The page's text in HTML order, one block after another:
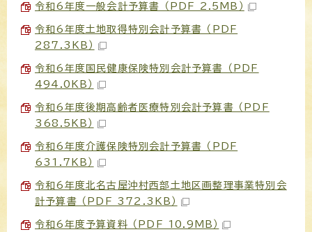
令和6年度一般会計予算書 （PDF 2.5MB）
令和6年度土地取得特別会計予算書 （PDF
287.3KB）
令和6年度国民健康保険特別会計予算書 （PDF
494.0KB）
令和6年度後期高齢者医療特別会計予算書 （PDF
368.5KB）
令和6年度介護保険特別会計予算書 （PDF
631.7KB）
令和6年度北名古屋沖村西部土地区画整理事業特別会
計予算書 （PDF 372.3KB）
令和6年度予算資料 （PDF 10.9MB）